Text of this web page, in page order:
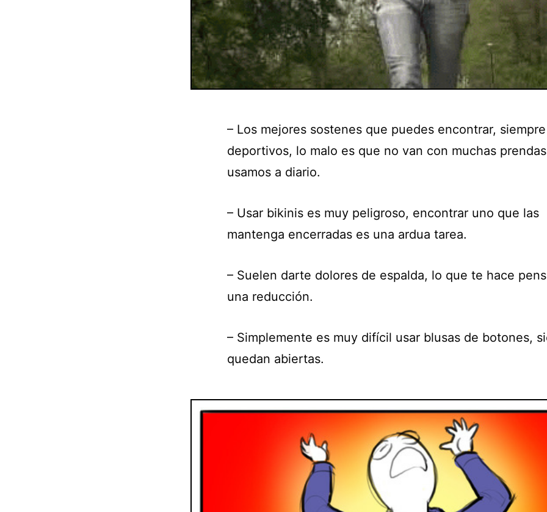
– Los mejores sostenes que puedes encontrar,
deportivos, lo malo es que no van con muchas
usamos a diario.
– Usar bikinis es muy peligroso, encontrar uno que las
mantenga encerradas es una ardua tarea.
– Suelen darte dolores de espalda, lo que te hace
una reducción.
– Simplemente es muy difícil usar blusas de botones,
quedan abiertas.